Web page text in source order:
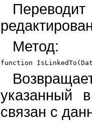
Метод:
указанный
связан с